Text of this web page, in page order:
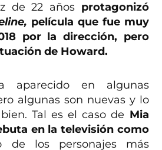
de 22 años protagonizó
película que fue muy
por la dirección, pero
de Howard.
aparecido en algunas
algunas son nuevas y lo
Tal es el caso de Mia
en la televisión como
de los personajes más